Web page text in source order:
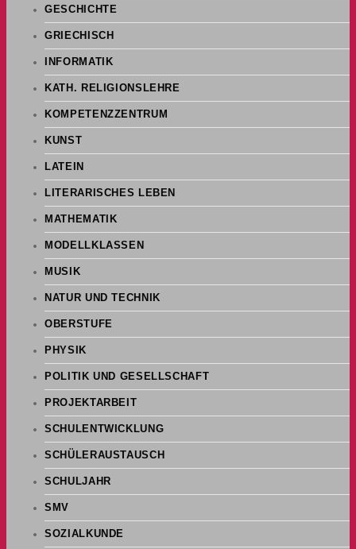
GESCHICHTE
GRIECHISCH
INFORMATIK
KATH. RELIGIONSLEHRE
KOMPETENZZENTRUM
KUNST
LATEIN
LITERARISCHES LEBEN
MATHEMATIK
MODELLKLASSEN
MUSIK
NATUR UND TECHNIK
OBERSTUFE
PHYSIK
POLITIK UND GESELLSCHAFT
PROJEKTARBEIT
SCHULENTWICKLUNG
SCHÜLERAUSTAUSCH
SCHULJAHR
SMV
SOZIALKUNDE